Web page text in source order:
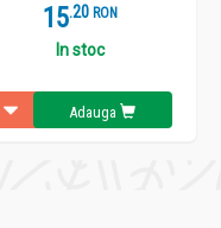
15.2 RON
In stoc
Adauga